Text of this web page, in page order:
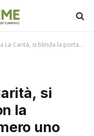
si blinda la porta con la conferma del numero uno
si
la
uno